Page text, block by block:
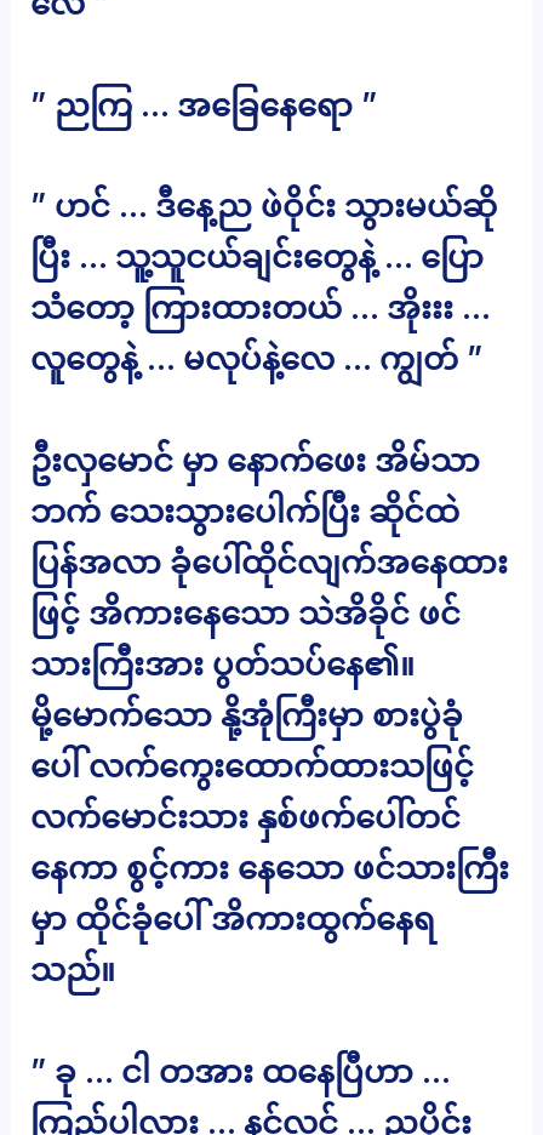
” ညကြ … အခြေနေရော ”
” ဟင် … ဒီနေ့ည ဖဲဝိုင်း သွားမယ်ဆို
ပြီး … သူ့သူငယ်ချင်းတွေနဲ့ … ပြော
သံတော့ ကြားထားတယ် … အိုးးး …
လူတွေနဲ့ … မလုပ်နဲ့လေ … ကျွတ် ”
ဦးလှမောင် မှာ နောက်ဖေး အိမ်သာ
ဘက် သေးသွားပေါက်ပြီး ဆိုင်ထဲ
ပြန်အလာ ခုံပေါ်ထိုင်လျက်အနေထား
ဖြင့် အိကားနေသော သဲအိခိုင် ဖင်
သားကြီးအား ပွတ်သပ်နေ၏။
မို့မောက်သော နို့အုံကြီးမှာ စားပွဲခုံ
ပေါ် လက်ကွေးထောက်ထားသဖြင့်
လက်မောင်းသား နှစ်ဖက်ပေါ်တင်
နေကာ စွင့်ကား နေသော ဖင်သားကြီး
မှာ ထိုင်ခုံပေါ် အိကားထွက်နေရ
သည်။
” ခု … ငါ တအား ထနေပြီဟာ …
ကြည့်ပါလား … နင့်လင် … ညပိုင်း